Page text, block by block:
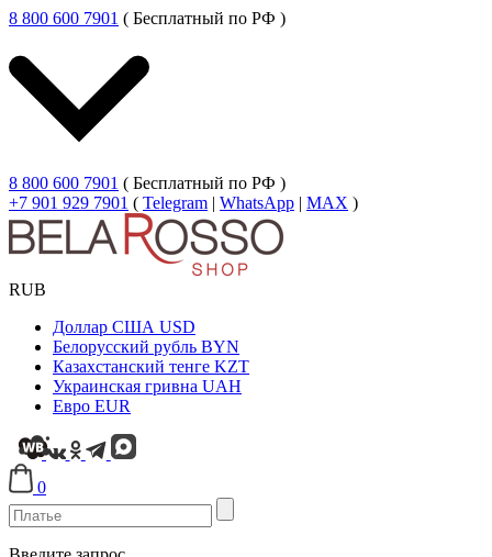
8 800 600 7901 ( Бесплатный по РФ )
8 800 600 7901 ( Бесплатный по РФ )
+7 901 929 7901 ( Telegram | WhatsApp | MAX )
RUB
Доллар США USD
Белорусский рубль BYN
Казахстанский тенге KZT
Украинская гривна UAH
Евро EUR
0